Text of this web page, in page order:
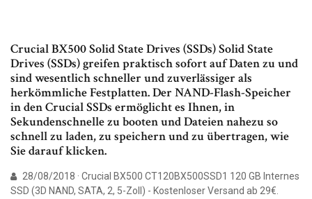
Crucial BX500 Solid State Drives (SSDs) Solid State
Drives (SSDs) greifen praktisch sofort auf Daten zu und
sind wesentlich schneller und zuverlässiger als
herkömmliche Festplatten. Der NAND-Flash-Speicher
in den Crucial SSDs ermöglicht es Ihnen, in
Sekundenschnelle zu booten und Dateien nahezu so
schnell zu laden, zu speichern und zu übertragen, wie
Sie darauf klicken.
28/08/2018 · Crucial BX500 CT120BX500SSD1 120 GB Internes
SSD (3D NAND, SATA, 2, 5-Zoll) - Kostenloser Versand ab 29€.